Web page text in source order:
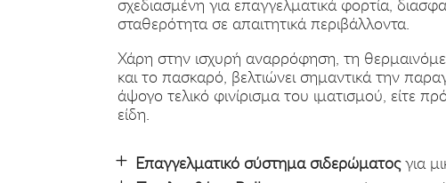
σχεδιασμένη για επαγγελματικά φορτία,
σταθερότητα σε απαιτητικά περιβάλλοντα.
Χάρη στην ισχυρή αναρρόφηση, τη
και το πασκαρό, βελτιώνει σημαντικά την
άψογο τελικό φινίρισμα του ιματισμού, είτε
είδη.
Επαγγελματικό σύστημα σιδερώματοςγια